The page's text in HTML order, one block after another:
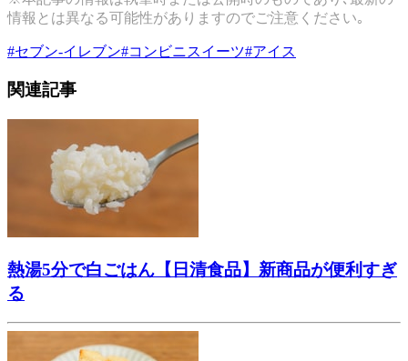
情報とは異なる可能性がありますのでご注意ください｡
#セブン-イレブン#コンビニスイーツ#アイス
関連記事
熱湯5分で白ごはん【日清食品】新商品が便利すぎ
る